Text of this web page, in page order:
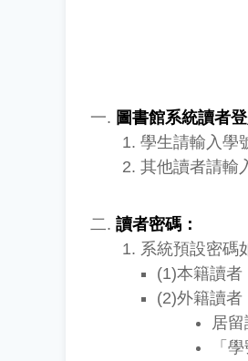
圖書館系統讀者
學生請輸入學
其他讀者請輸
讀者密碼：
系統預設密碼
(1)本籍讀者
(2)外籍讀者
居
「